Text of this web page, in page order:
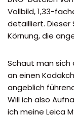
Vollbild, 1,33-
detailliert.
Körnung, die
Schaut man sich
an einen
angeblich
Will ich also
ich meine Leica